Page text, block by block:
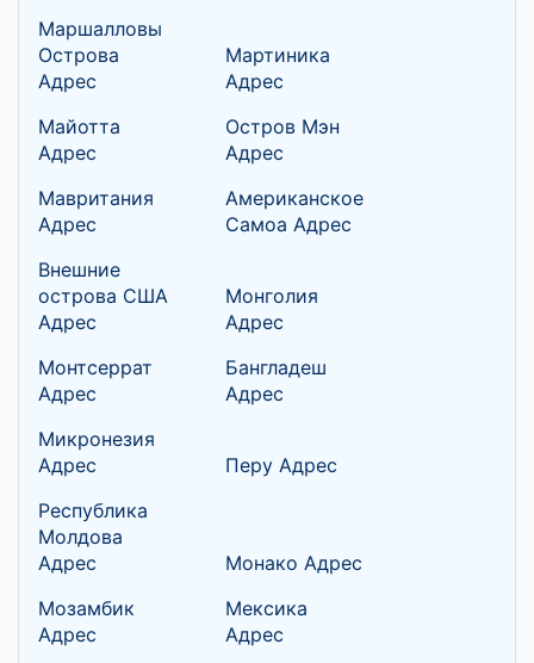
Маршалловы
Острова
Адрес
Мартиника
Адрес
Майотта
Адрес
Остров Мэн
Адрес
Мавритания
Адрес
Американское
Самоа Адрес
Внешние
острова США
Адрес
Монголия
Адрес
Монтсеррат
Адрес
Бангладеш
Адрес
Микронезия
Адрес
Перу Адрес
Республика
Молдова
Адрес
Монако Адрес
Мозамбик
Адрес
Мексика
Адрес